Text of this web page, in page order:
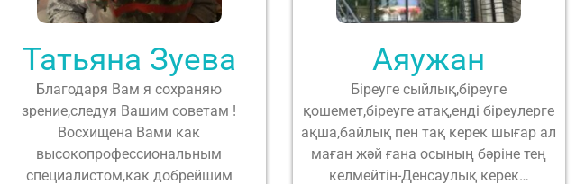
Татьяна Зуева
Благодаря Вам я сохраняю
зрение,следуя Вашим советам !
Восхищена Вами как
высокопрофессиональным
специалистом,как добрейшим
Аяужан
Біреуге сыйлық,біреуге
қошемет,біреуге атақ,енді біреулерге
ақша,байлық пен тақ керек шығар ал
маған жәй ғана осының бәріне тең
келмейтін-Денсаулық керек…